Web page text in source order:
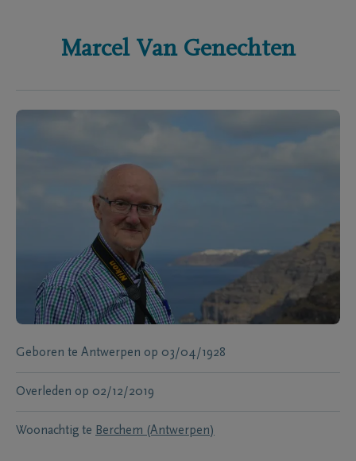
Marcel Van Genechten
Geboren te Antwerpen op 03/04/1928
Overleden op 02/12/2019
Woonachtig te Berchem (Antwerpen)